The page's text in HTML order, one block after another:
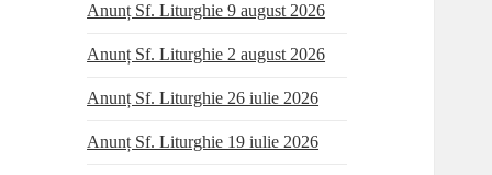
Anunț Sf. Liturghie 9 august 2026
Anunț Sf. Liturghie 2 august 2026
Anunț Sf. Liturghie 26 iulie 2026
Anunț Sf. Liturghie 19 iulie 2026